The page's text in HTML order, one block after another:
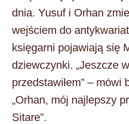
dnia. Yusuf i Orhan
wejściem do
księgarni pojawiają się
dziewczynki. „Jeszcze
przedstawiłem” – mówi
„Orhan, mój najlepszy
Sitare”.